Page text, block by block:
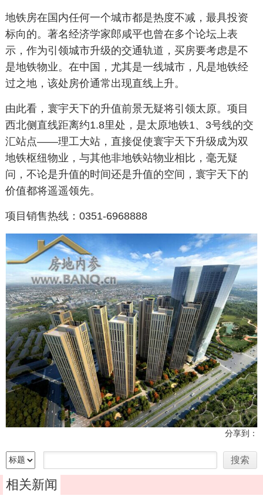
地铁房在国内任何一个城市都是热度不减，最具投资
标向的。著名经济学家郎咸平也曾在多个论坛上表
示，作为引领城市升级的交通轨道，买房要考虑是不
是地铁物业。在中国，尤其是一线城市，凡是地铁经
过之地，该处房价通常出现直线上升。
由此看，寰宇天下的升值前景无疑将引领太原。项目
西北侧直线距离约1.8里处，是太原地铁1、3号线的交
汇站点——理工大站，直接促使寰宇天下升级成为双
地铁枢纽物业，与其他非地铁站物业相比，毫无疑
问，不论是升值的时间还是升值的空间，寰宇天下的
价值都将遥遥领先。
项目销售热线：0351-6968888
分享到：
相关新闻